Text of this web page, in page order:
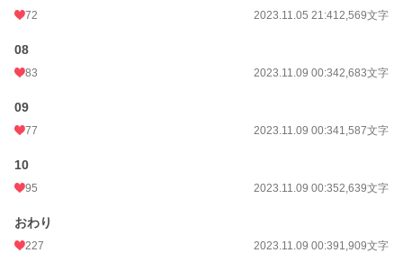
72 2023.11.05 21:412,569文字
08
83 2023.11.09 00:342,683文字
09
77 2023.11.09 00:341,587文字
10
95 2023.11.09 00:352,639文字
おわり
227 2023.11.09 00:391,909文字